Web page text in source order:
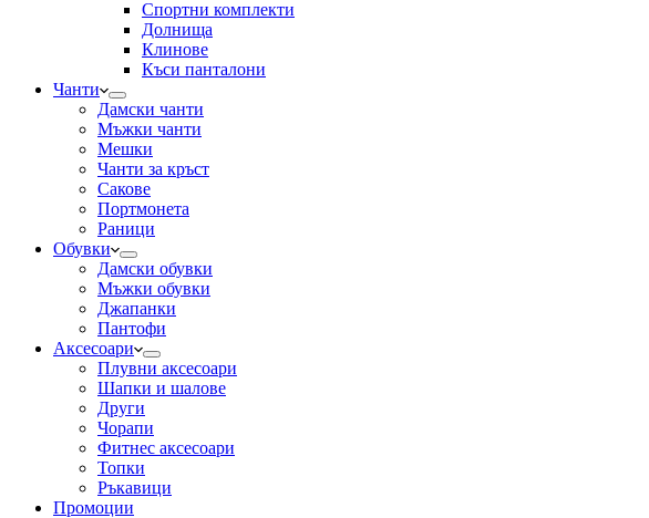
Спортни комплекти
Долнища
Клинове
Къси панталони
Чанти
Дамски чанти
Мъжки чанти
Мешки
Чанти за кръст
Сакове
Портмонета
Раници
Обувки
Дамски обувки
Мъжки обувки
Джапанки
Пантофи
Аксесоари
Плувни аксесоари
Шапки и шалове
Други
Чорапи
Фитнес аксесоари
Топки
Ръкавици
Промоции